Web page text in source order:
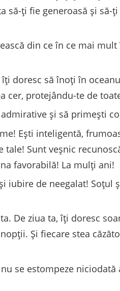
să-ți fie generoasă și
din ce în ce mai
îți doresc să înoți în
cer, protejându-te de
și să primești
Ești inteligentă,
Sunt veșnic
favorabilă! La mulți ani!
iubire de neegalat! Soțul
De ziua ta, îți doresc
Și fiecare stea
se estompeze